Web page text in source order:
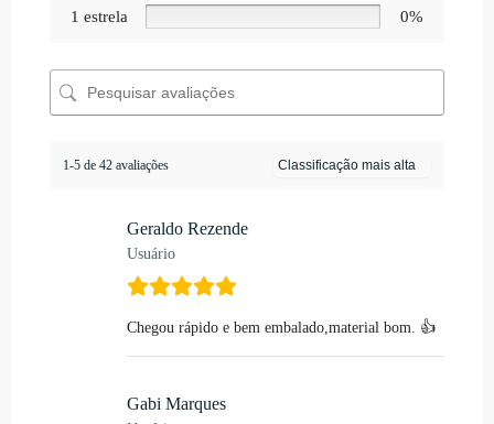
1 estrela
0%
1-5 de 42 avaliações
Geraldo Rezende
Usuário
Chegou rápido e bem embalado,material bom. 👍
Gabi Marques